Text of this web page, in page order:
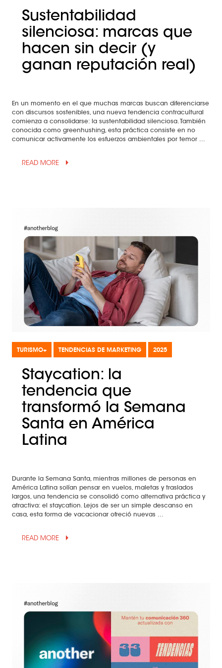
Sustentabilidad
silenciosa: marcas que
hacen sin decir (y
ganan reputación real)
En un momento en el que muchas marcas buscan diferenciarse
con discursos sostenibles, una nueva tendencia contracultural
comienza a consolidarse: la sustentabilidad silenciosa. También
conocida como greenhushing, esta práctica consiste en no
comunicar activamente los esfuerzos ambientales por temor ...
READ MORE arrow_drop_up
TURISMO+ TENDENCIAS DE MARKETING 2025
Staycation: la
tendencia que
transformó la Semana
Santa en América
Latina
Durante la Semana Santa, mientras millones de personas en
América Latina solían pensar en vuelos, maletas y traslados
largos, una tendencia se consolidó como alternativa práctica y
atractiva: el staycation. Lejos de ser un simple descanso en
casa, esta forma de vacacionar ofreció nuevas ...
READ MORE arrow_drop_up